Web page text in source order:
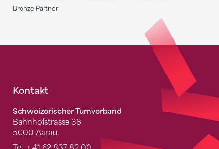
Bronze Partner
Fusszeile
Kontakt
Schweizerischer Turnverband
Bahnhofstrasse 38
5000 Aarau